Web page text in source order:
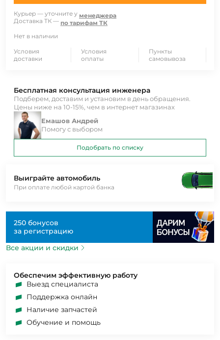
Курьер — уточните у менеджера
Доставка ТК — по тарифам ТК
Нет в наличии
Условия
доставки
Условия
оплаты
Пункты
самовывоза
Выиграйте автомобиль
При оплате любой картой банка
250 бонусов
за регистрацию
Все акции и скидки
Обеспечим эффективную работу
Выезд специалиста
Поддержка онлайн
Наличие запчастей
Обучение и помощь
Бесплатная консультация инженера
Подберем, доставим и установим в день обращения.
Цены ниже на 10-15%, чем в интернет магазинах
Емашов Андрей
Помогу с выбором
Подобрать по списку